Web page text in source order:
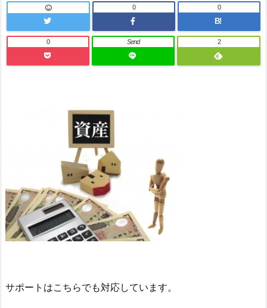
0
B!
0
0 Send 2
サポートはこちらでも対応しています。